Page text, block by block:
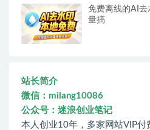
免费离线的AI去
量搞
站长简介
微信：milang10086
公众号：迷浪创业笔记
本人创业10年，多家网站VIP付